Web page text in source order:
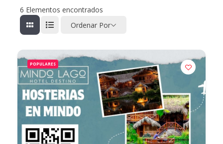
6 Elementos encontrados
Ordenar Por
POPULARES